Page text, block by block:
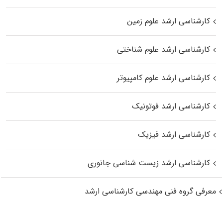
کارشناسی ارشد علوم زمین
کارشناسی ارشد علوم شناختی
کارشناسی ارشد علوم کامپیوتر
کارشناسی ارشد فوتونیک
کارشناسی ارشد فیزیک
کارشناسی ارشد زیست‌ شناسی جانوری
معرفی گروه فنی مهندسی کارشناسی ارشد